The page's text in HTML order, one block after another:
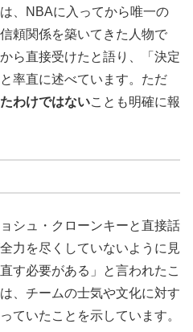
、NBAに入ってから唯一の
頼関係を築いてきた人物で
ら直接受けたと語り、「決定
率直に述べています。ただ
わけではないことも明確に報
シュ・クローンキーと直接話
力を尽くしていないように見
す必要がある」と言われたこ
、チームの士気や文化に対す
ていたことを示しています。